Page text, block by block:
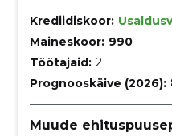
Krediidiskoor:
Maineskoor: 990
Töötajaid: 2
Prognooskäive (2026):
Muude